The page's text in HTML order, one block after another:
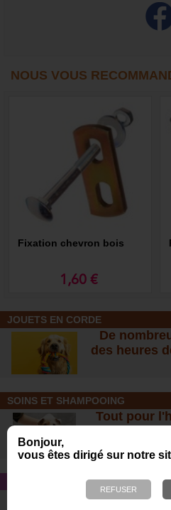
Bonjour,
vous êtes dirigé sur notre
NOUS VOUS
Fixation chevron bois
1,60 €
JOUETS EN CORDE
De
des heures
SOINS ET SHAMPOOING
Tout pour
CONSEIL SANTÉ